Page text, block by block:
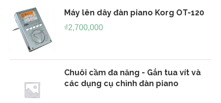
Máy lên dây đàn piano Korg OT-120
₫2,700,000
Chuôi cầm đa năng - Gắn tua vít và
các dụng cụ chỉnh đàn piano